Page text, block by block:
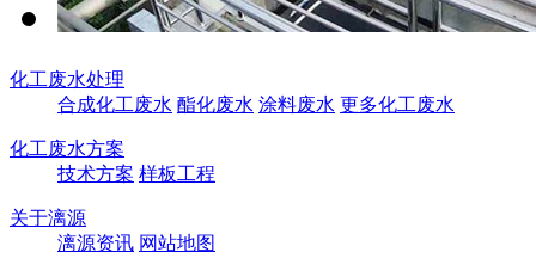
化工废水处理
合成化工废水 酯化废水 涂料废水 更多化工废水
化工废水方案
技术方案 样板工程
关于漓源
漓源资讯 网站地图